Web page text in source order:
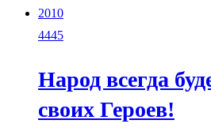
2010
4445
Народ всегда
своих Героев!